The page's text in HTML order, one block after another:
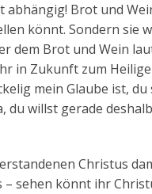
abhängig! Brot und
könnt. Sondern sie
dem Brot und Wein
in Zukunft zum
mein Glaube ist,
du willst gerade
Christus
– sehen könnt ihr